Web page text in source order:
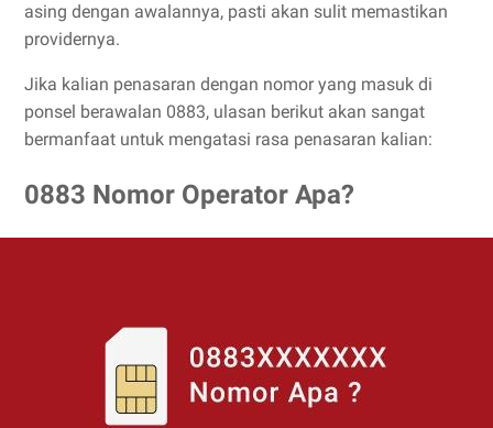
asing dengan awalannya, pasti akan sulit memastikan
providernya.
Jika kalian penasaran dengan nomor yang masuk di
ponsel berawalan 0883, ulasan berikut akan sangat
bermanfaat untuk mengatasi rasa penasaran kalian:
0883 Nomor Operator Apa?